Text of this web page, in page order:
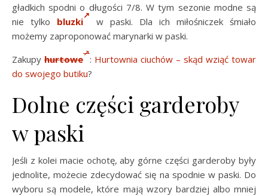
gładkich spodni o długości 7/8. W tym sezonie modne są
nie tylko bluzki
w paski. Dla ich miłośniczek śmiało
możemy zaproponować marynarki w paski.
Zakupy hurtowe : Hurtownia ciuchów – skąd wziąć towar
do swojego butiku?
Dolne części garderoby
w paski
Jeśli z kolei macie ochotę, aby górne części garderoby były
jednolite, możecie zdecydować się na spodnie w paski. Do
wyboru są modele, które mają wzory bardziej albo mniej